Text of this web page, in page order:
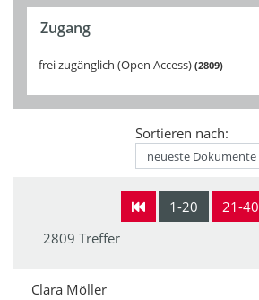
Zugang
frei zugänglich (Open Access) 2809
Sortieren nach:
1-20 21-40
2809 Treffer
Clara Möller